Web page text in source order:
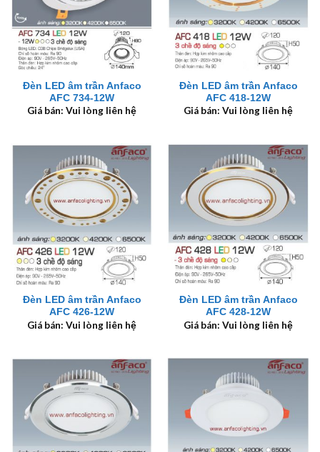
Đèn LED âm trần Anfaco
AFC 734-12W
Giá bán: Vui lòng liên hệ
Đèn LED âm trần Anfaco
AFC 418-12W
Giá bán: Vui lòng liên hệ
Đèn LED âm trần Anfaco
AFC 426-12W
Giá bán: Vui lòng liên hệ
Đèn LED âm trần Anfaco
AFC 428-12W
Giá bán: Vui lòng liên hệ